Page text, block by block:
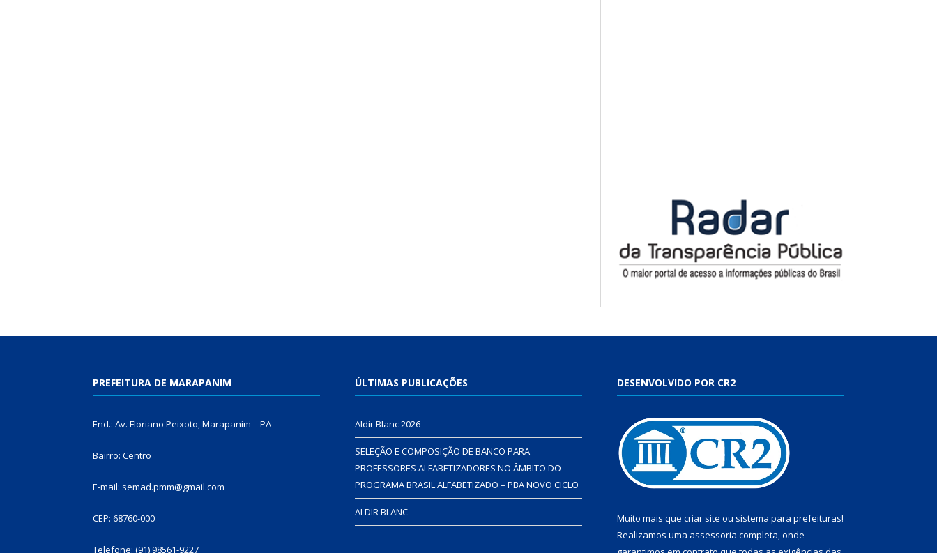
PREFEITURA DE MARAPANIM
End.: Av. Floriano Peixoto, Marapanim – PA
Bairro: Centro
E-mail: semad.pmm@gmail.com
CEP: 68760-000
Telefone: (91) 98561-9227
ÚLTIMAS PUBLICAÇÕES
Aldir Blanc 2026
SELEÇÃO E COMPOSIÇÃO DE BANCO PARA
PROFESSORES ALFABETIZADORES NO ÂMBITO DO
PROGRAMA BRASIL ALFABETIZADO – PBA NOVO CICLO
ALDIR BLANC
DESENVOLVIDO POR CR2
Muito mais que criar site ou sistema para prefeituras!
Realizamos uma assessoria completa, onde